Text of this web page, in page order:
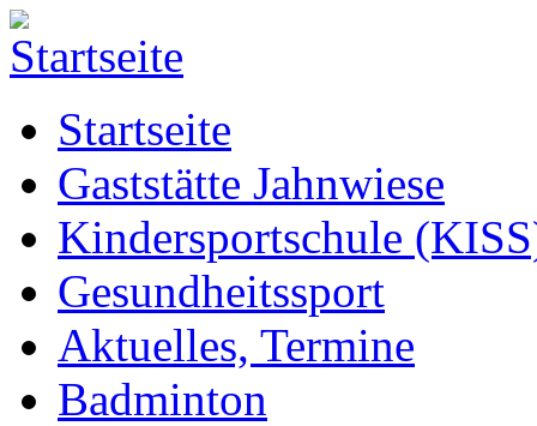
Startseite
Gaststätte Jahnwiese
Kindersportschule
Gesundheitssport
Aktuelles, Termine
Badminton